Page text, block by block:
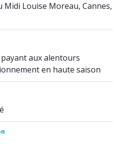
Midi Louise Moreau, Cannes,
aux alentours
en haute saison